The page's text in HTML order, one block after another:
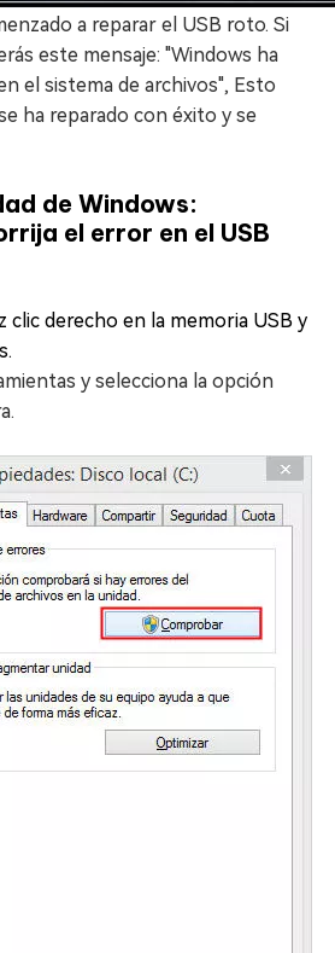
a reparar el USB roto. Si
este mensaje: "Windows ha
el sistema de archivos", Esto
ha reparado con éxito y se
de Windows:
el error en el USB
clic derecho en la memoria USB y
y selecciona la opción